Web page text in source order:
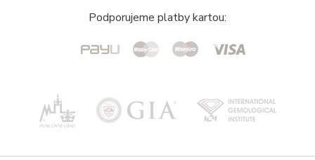
Podporujeme platby kartou: